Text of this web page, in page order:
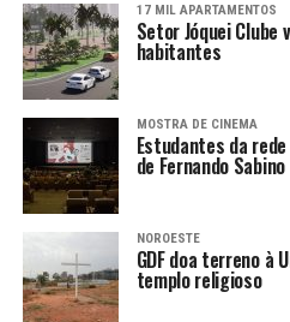
17 MIL APARTAMENTOS
Setor Jóquei
habitantes
MOSTRA DE CINEMA
Estudantes da
de Fernando Sabino
NOROESTE
GDF doa terreno à
templo religioso